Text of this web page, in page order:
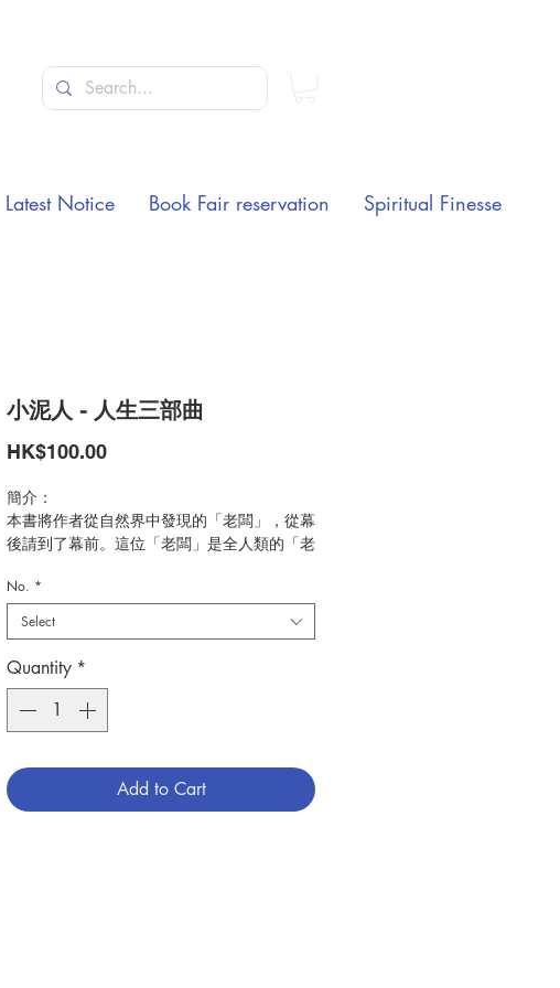
小泥人 - 人生三部曲
HK$100.00Price
簡介：
本書將作者從自然界中發現的「老闆」，從幕
後請到了幕前。這位「老闆」是全人類的「老
者分享其在自然科學界中發現天主的奧妙及大
能，將之分為「生命的奧妙」、「生活的聖
化」及「永生的神話」三部分，解答人類對人
生的疑問。
作者：賴筱欽
出版：聞道出版社
出版日期：2021年12月初版
頁數：234
No. *
Select
Quantity *
Add to Cart
Latest Notice Book Fair reservation Spiritual Finesse